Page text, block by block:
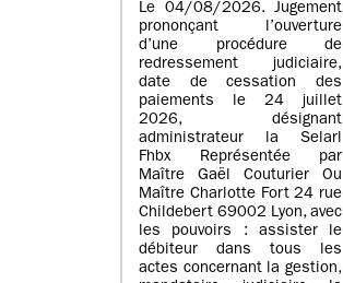
Le 04/08/2026. Jugement
prononçant l’ouverture
d’une procédure de
redressement judiciaire,
date de cessation des
paiements le 24 juillet
2026, désignant
administrateur la Selarl
Fhbx Représentée par
Maître Gaël Couturier Ou
Maître Charlotte Fort 24 rue
Childebert 69002 Lyon, avec
les pouvoirs : assister le
débiteur dans tous les
actes concernant la gestion,